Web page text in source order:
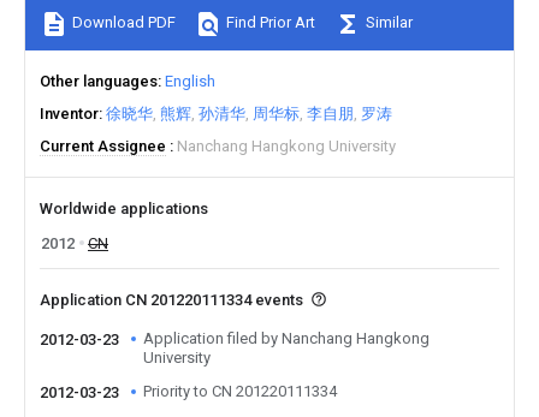
Download PDF Find Prior Art Similar
Other languages English
Inventor 徐晓华 熊辉 孙清华 周华标 李自朋 罗涛
Current Assignee
Nanchang Hangkong University
Worldwide applications
2012
CN
Application CN 201220111334 events
2012-03-23
Application filed by Nanchang Hangkong
University
2012-03-23
Priority to CN 201220111334